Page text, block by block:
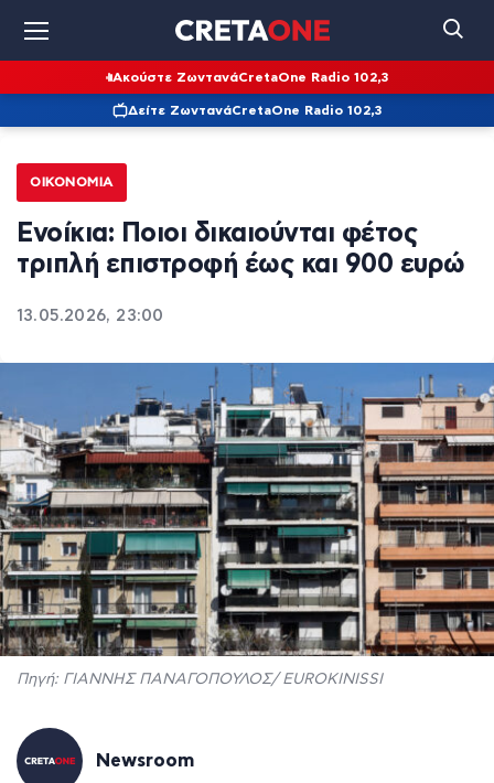
Ακούστε ΖωντανάCretaOne Radio 102,3
Δείτε ΖωντανάCretaOne Radio 102,3
ΟΙΚΟΝΟΜΊΑ
Ενοίκια: Ποιοι δικαιούνται φέτος
τριπλή επιστροφή έως και 900 ευρώ
13.05.2026, 23:00
Πηγή: ΓΙΑΝΝΗΣ ΠΑΝΑΓΟΠΟΥΛΟΣ/ EUROKINISSI
Newsroom